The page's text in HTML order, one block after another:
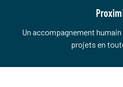
Un accompagnement
projets en